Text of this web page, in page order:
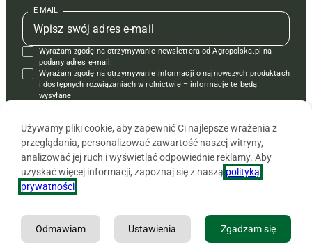
Kontakt
Regulamin
Polityka prywatności
Redakcja
Kontakt
Reklama
Reklama
Kontakt
Krzyżówki
Książki
Regulamin
E-MAIL
Wyrażam zgodę na otrzymywanie newslettera od Agropolska.pl na
podany adres e-mail.
Wyrażam zgodę na otrzymywanie informacji o najnowszych produktach
i dostępnych rozwiązaniach w rolnictwie – informacje te będą
wysyłane
Copyright © 2026 Agencja Promocji Rolnictwa i Agrobiznesu APRA
Używamy pliki cookie, aby zapewnić Ci najlepsze wrażenia z
przeglądania, personalizować zawartość naszej witryny,
analizować jej ruch i wyświetlać odpowiednie reklamy. Aby
uzyskać więcej informacji, zapoznaj się z naszą polityką
prywatności
Zgadzam się
Ustawienia
Odmawiam